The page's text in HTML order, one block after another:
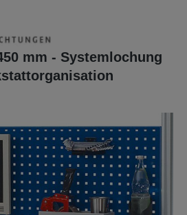
mm - Systemlochung